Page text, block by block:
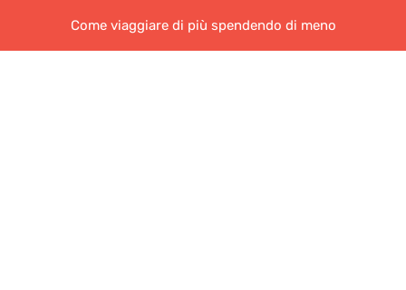
Come viaggiare di più spendendo di meno